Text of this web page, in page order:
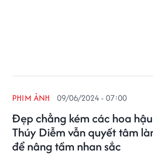
Đẹp chẳng kém các hoa
Thúy Diễm vẫn quyết tâm
để nâng tầm nhan sắc
PHIM ẢNH 09/06/2024 - 07:00